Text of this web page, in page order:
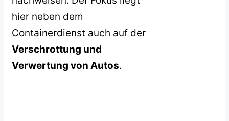
hier neben dem
Containerdienst auch auf der
Verschrottung und
Verwertung von Autos.